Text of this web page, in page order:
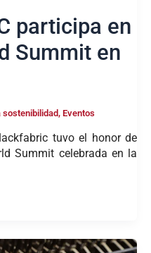
participa en
Summit en
sostenibilidad, Eventos
tuvo el honor de
Summit celebrada en la